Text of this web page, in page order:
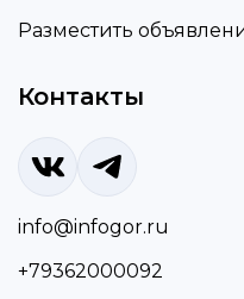
Разместить
Контакты
info@infogor.ru
+79362000092